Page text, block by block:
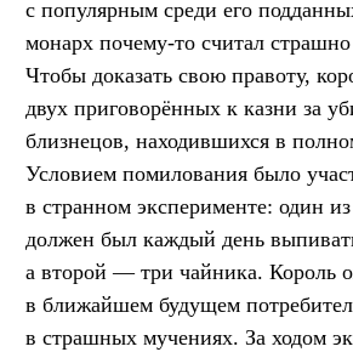
с популярным среди его
монарх почему-то считал
Чтобы доказать свою правоту,
двух приговорённых к казни за
близнецов, находившихся в
Условием помилования было
в странном эксперименте: один
должен был каждый день
а второй — три чайника. Король
в ближайшем будущем
в страшных мучениях. За ходом